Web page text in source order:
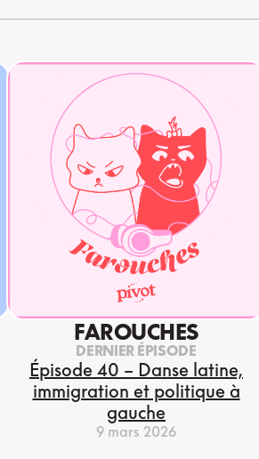
FAROUCHES
DERNIER ÉPISODE
Épisode 40 – Danse latine,
immigration et politique à
gauche
9 mars 2026